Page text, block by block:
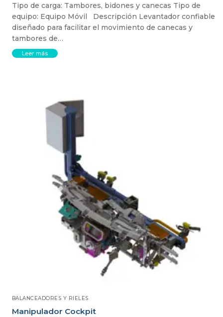
Tipo de carga: Tambores, bidones y canecas Tipo de
equipo: Equipo Móvil Descripción Levantador confiable
diseñado para facilitar el movimiento de canecas y
tambores de…
Leer más
BALANCEADORES Y RIELES
Manipulador Cockpit